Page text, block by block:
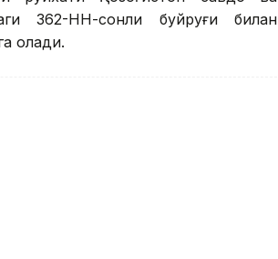
362-НН-сонли буйруғи билан
олади.